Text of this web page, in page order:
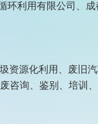
环利用有限公司、
资源化利用、废旧
咨询、鉴别、培训